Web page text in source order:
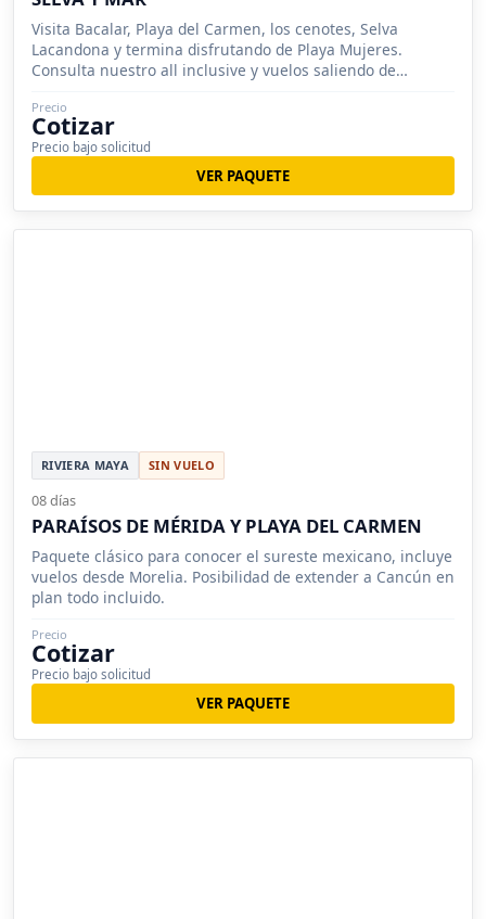
Visita Bacalar, Playa del Carmen, los cenotes, Selva
Lacandona y termina disfrutando de Playa Mujeres.
Consulta nuestro all inclusive y vuelos saliendo de
Precio
Cotizar
Precio bajo solicitud
VER PAQUETE
RIVIERA MAYA SIN VUELO
08 días
PARAÍSOS DE MÉRIDA Y PLAYA DEL CARMEN
Paquete clásico para conocer el sureste mexicano, incluye
vuelos desde Morelia. Posibilidad de extender a Cancún en
plan todo incluido.
Precio
Cotizar
Precio bajo solicitud
VER PAQUETE